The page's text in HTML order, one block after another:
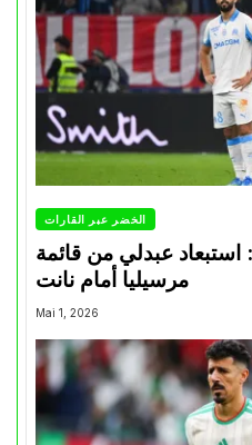
الخضر عبر القارات
استبعاد عبدلي من قائمة
مرسيليا أمام نانت
Mai 1, 2026